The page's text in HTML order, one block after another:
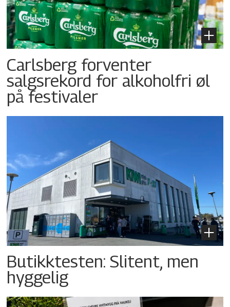
Carlsberg forventer
salgsrekord for alkoholfri øl
på festivaler
Butikktesten: Slitent, men
hyggelig